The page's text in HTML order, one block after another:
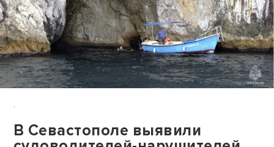
.
В Севастополе выявили